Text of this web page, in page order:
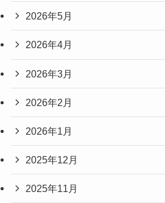
2026年5月
2026年4月
2026年3月
2026年2月
2026年1月
2025年12月
2025年11月